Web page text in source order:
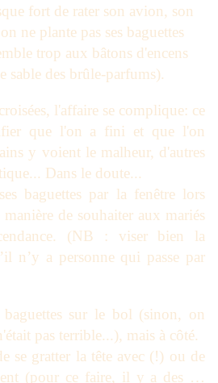
fort de rater son avion, son
ne plante pas ses baguettes
trop aux bâtons d'encens
sable des brûle-parfums).
l'affaire se complique: ce
que l'on a fini et que l'on
y voient le malheur, d'autres
Dans le doute...
baguettes par la fenêtre lors
manière de souhaiter aux mariés
(NB : viser bien la
n’y a personne qui passe par
sur le bol (sinon, on
pas terrible...), mais à côté.
se gratter la tête avec (!) ou de
(pour ce faire, il y a des …